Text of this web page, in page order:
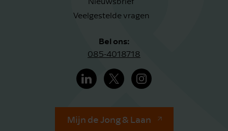
Veelgestelde vragen
Bel ons:
085-4018718
Mijn de Jong & Laan